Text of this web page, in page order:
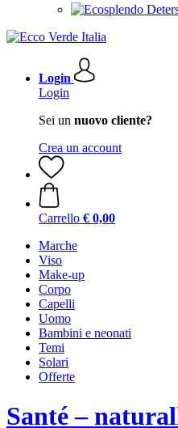
Login
Login
Sei un nuovo cliente?
Crea un account
Carrello € 0,00
Marche
Viso
Make-up
Corpo
Capelli
Uomo
Bambini e neonati
Temi
Solari
Offerte
Santé –